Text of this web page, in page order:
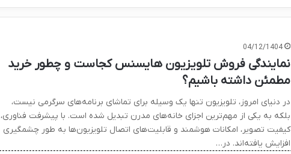
04/12/1404
نمایندگی فروش تلویزیون هایسنس کجاست و چطور خرید
مطمئن داشته باشیم؟
در دنیای امروز، تلویزیون تنها یک وسیله برای تماشای برنامه‌های سرگرمی نیست،
بلکه به یکی از مهم‌ترین اجزای خانه‌های مدرن تبدیل شده است. با پیشرفت فناوری،
کیفیت تصویر، امکانات هوشمند و قابلیت‌های اتصال تلویزیون‌ها به طور چشمگیری
افزایش یافته‌اند. در…